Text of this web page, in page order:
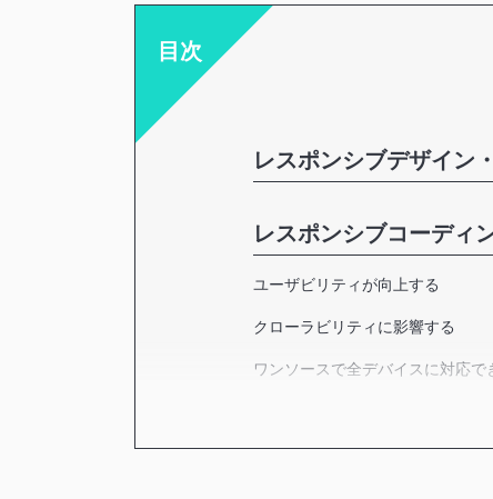
目次
レスポンシブデザイン
レスポンシブコーディ
ユーザビリティが向上する
クローラビリティに影響する
ワンソースで全デバイスに対応で
SEOにも貢献する